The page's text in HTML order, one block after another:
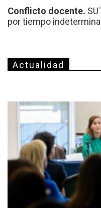
Conflicto docente.
por tiempo
Actualidad